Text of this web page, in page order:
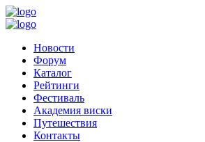
Новости
Форум
Каталог
Рейтинги
Фестиваль
Академия виски
Путешествия
Контакты